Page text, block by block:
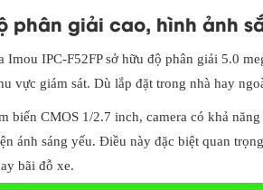
phân giải cao, hình ảnh
Imou IPC-F52FP sở hữu độ phân giải 5.0
vực giám sát. Dù lắp đặt trong nhà hay
biến CMOS 1/2.7 inch, camera có khả
ánh sáng yếu. Điều này đặc biệt quan
bãi đỗ xe.